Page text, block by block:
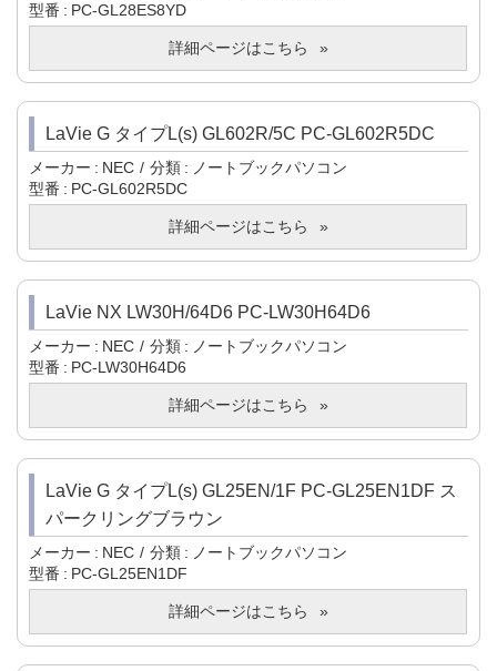
型番
PC-GL28ES8YD
詳細ページはこちら
LaVie G タイプL(s) GL602R/5C PC-GL602R5DC
メーカー NEC 分類
ノートブックパソコン
型番
PC-GL602R5DC
詳細ページはこちら
LaVie NX LW30H/64D6 PC-LW30H64D6
メーカー NEC 分類
ノートブックパソコン
型番
PC-LW30H64D6
詳細ページはこちら
LaVie G タイプL(s) GL25EN/1F PC-GL25EN1DF ス
パークリングブラウン
メーカー NEC 分類
ノートブックパソコン
型番
PC-GL25EN1DF
詳細ページはこちら